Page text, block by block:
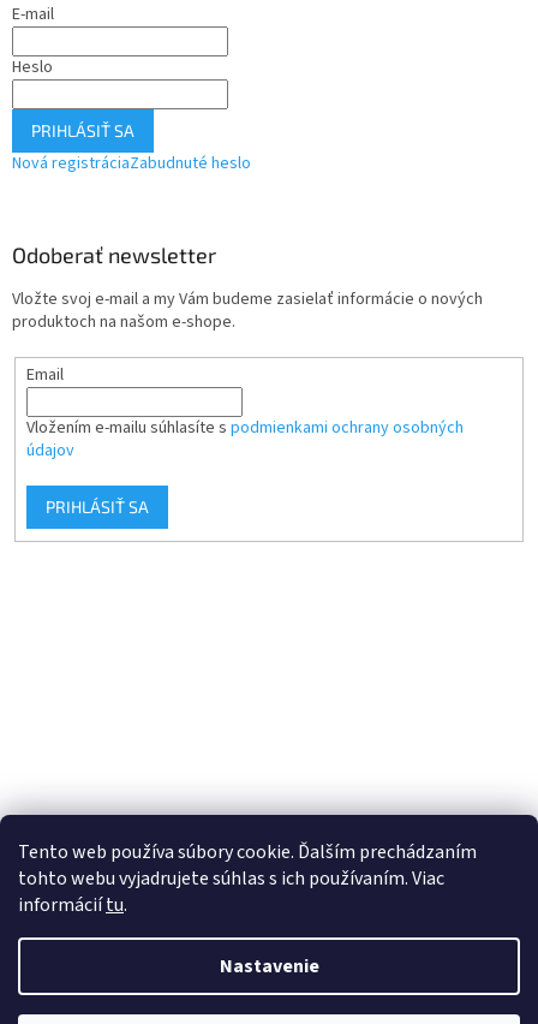
Tento web používa súbory cookie. Ďalším prechádzaním
tohto webu vyjadrujete súhlas s ich používaním. Viac
informáciítu.
Nastavenie
E-mail
Heslo
PRIHLÁSIŤ SA
Nová registráciaZabudnuté heslo
Odoberať newsletter
Vložte svoj e-mail a my Vám budeme zasielať informácie o nových
produktoch na našom e-shope.
Email
Vložením e-mailu súhlasíte s podmienkami ochrany osobných
údajov
PRIHLÁSIŤ SA